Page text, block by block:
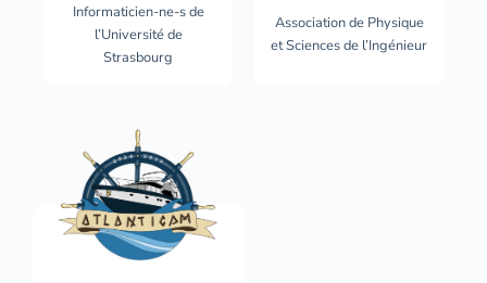
Informaticien-ne-s de
l’Université de
Strasbourg
Association de Physique
et Sciences de l’Ingénieur